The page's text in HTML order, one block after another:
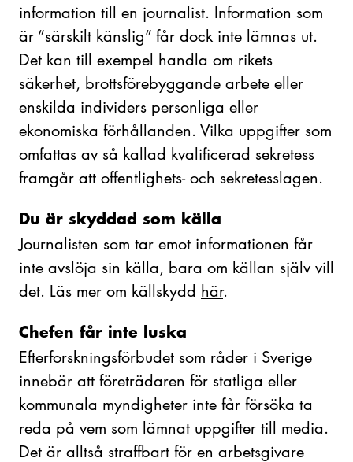
information till en journalist. Information som
är ”särskilt känslig” får dock inte lämnas ut.
Det kan till exempel handla om rikets
säkerhet, brottsförebyggande arbete eller
enskilda individers personliga eller
ekonomiska förhållanden. Vilka uppgifter som
omfattas av så kallad kvalificerad sekretess
framgår att offentlighets- och sekretesslagen.
Du är skyddad som källa
Journalisten som tar emot informationen får
inte avslöja sin källa, bara om källan själv vill
det. Läs mer om källskydd här.
Chefen får inte luska
Efterforskningsförbudet som råder i Sverige
innebär att företrädaren för statliga eller
kommunala myndigheter inte får försöka ta
reda på vem som lämnat uppgifter till media.
Det är alltså straffbart för en arbetsgivare